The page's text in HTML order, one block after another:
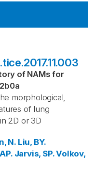
of NAMs for
morphological,
of lung
2D or 3D
N. Liu, BY.
Jarvis, SP.Volkov,